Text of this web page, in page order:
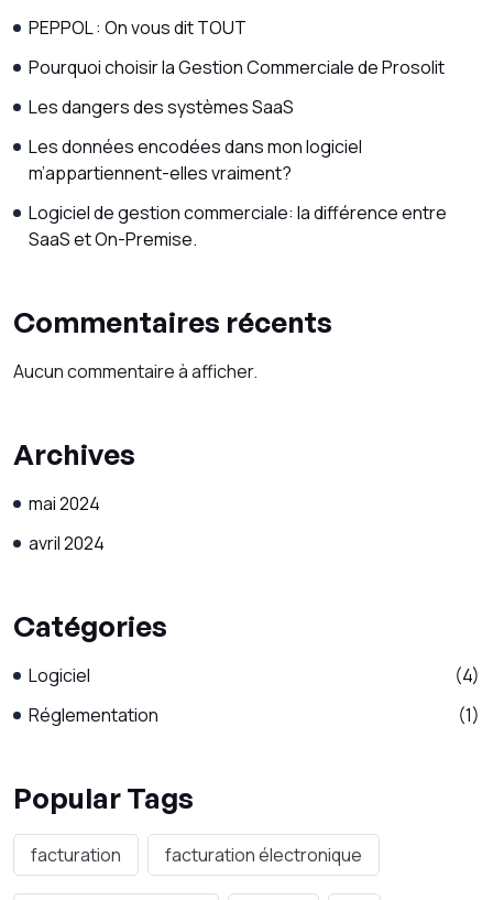
PEPPOL : On vous dit TOUT
Pourquoi choisir la Gestion Commerciale de Prosolit
Les dangers des systèmes SaaS
Les données encodées dans mon logiciel
m’appartiennent-elles vraiment?
Logiciel de gestion commerciale: la différence entre
SaaS et On-Premise.
Commentaires récents
Aucun commentaire à afficher.
Archives
mai 2024
avril 2024
Catégories
Logiciel
(4)
Réglementation
(1)
Popular Tags
facturation facturation électronique